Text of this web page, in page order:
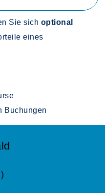
Sie sich optional
eines
Buchungen